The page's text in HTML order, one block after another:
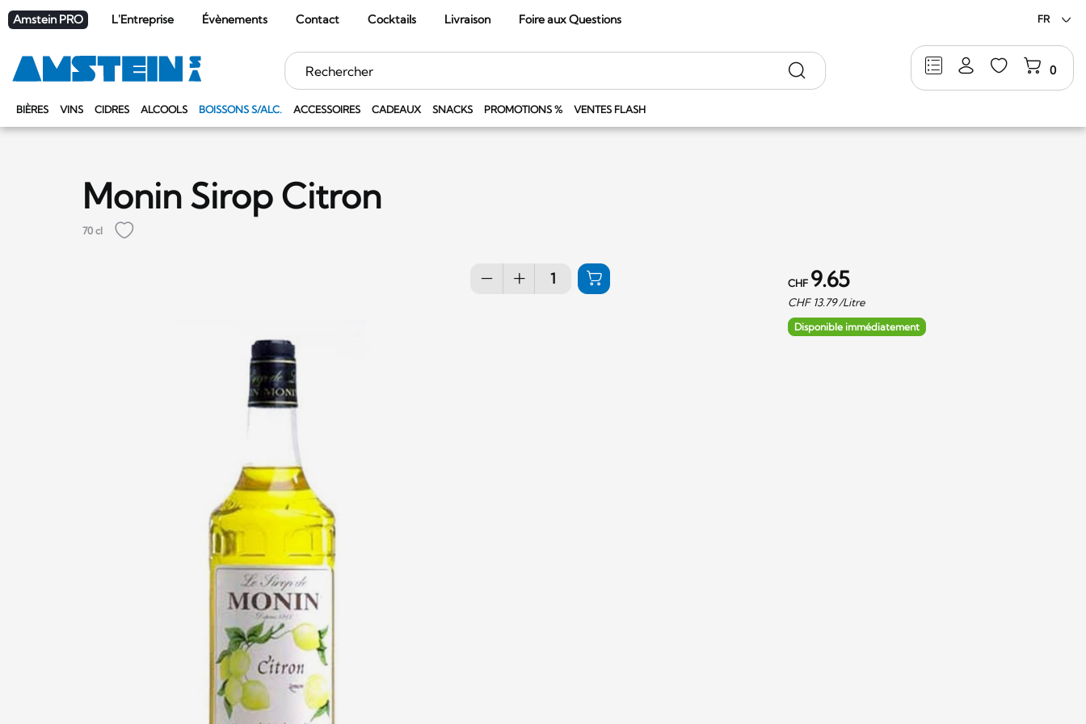
Amstein PRO L'Entreprise Évènements Contact Cocktails Livraison Foire aux Questions FR
BIÈRES VINS CIDRES ALCOOLS BOISSONS S/ALC. ACCESSOIRES CADEAUX SNACKS PROMOTIONS % VENTES FLASH
0
Mots
clés
Rechercher
Monin Sirop Citron
70 cl
CHF 9.65
CHF 13.79/Litre
Disponible immédiatement